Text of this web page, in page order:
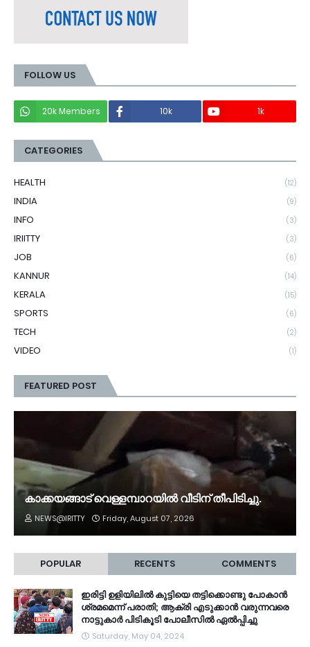
FOLLOW US
20k Members 10k 1k
CATEGORIES
HEALTH (12)
INDIA (9)
INFO (3)
IRIITTY (3)
JOB (6)
KANNUR (14)
KERALA (15)
SPORTS (6)
TECH (2)
VIDEO (1)
FEATURED POST
കാക്കയങ്ങാട് വെള്ളമ്പാറയിൽ വീടിന് തീപിടിച്ചു.
NEWS@IRITTY Friday, August 07, 2026
POPULAR RECENTS COMMENTS
ഇരിട്ടി ഉളിയിലിൽ കുട്ടിയെ തട്ടിക്കൊണ്ടു പോകാൻ
ശ്രമമെന്ന് പരാതി; ആക്രി എടുക്കാൻ വരുന്നവരെ
നാട്ടുകാർ പിടികൂടി പോലീസിൽ ഏൽപ്പിച്ചു
Saturday, May 04, 2024